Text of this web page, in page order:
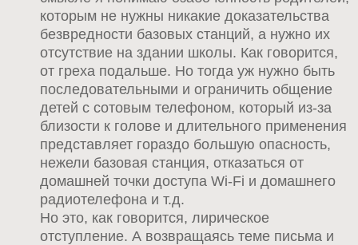
которым не нужны никакие доказательства
безвредности базовых станций, а нужно их
отсутствие на здании школы. Как говорится,
от греха подальше. Но тогда уж нужно быть
последовательными и ограничить общение
детей с сотовым телефоном, который из-за
близости к голове и длительного применения
представляет гораздо большую опасность,
нежели базовая станция, отказаться от
домашней точки доступа Wi-Fi и домашнего
радиотелефона и т.д.
Но это, как говорится, лирическое
отступление. А возвращаясь теме письма и